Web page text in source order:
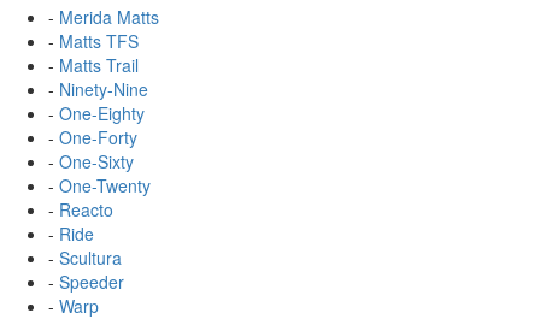
- Merida Matts
- Matts TFS
- Matts Trail
- Ninety-Nine
- One-Eighty
- One-Forty
- One-Sixty
- One-Twenty
- Reacto
- Ride
- Scultura
- Speeder
- Warp